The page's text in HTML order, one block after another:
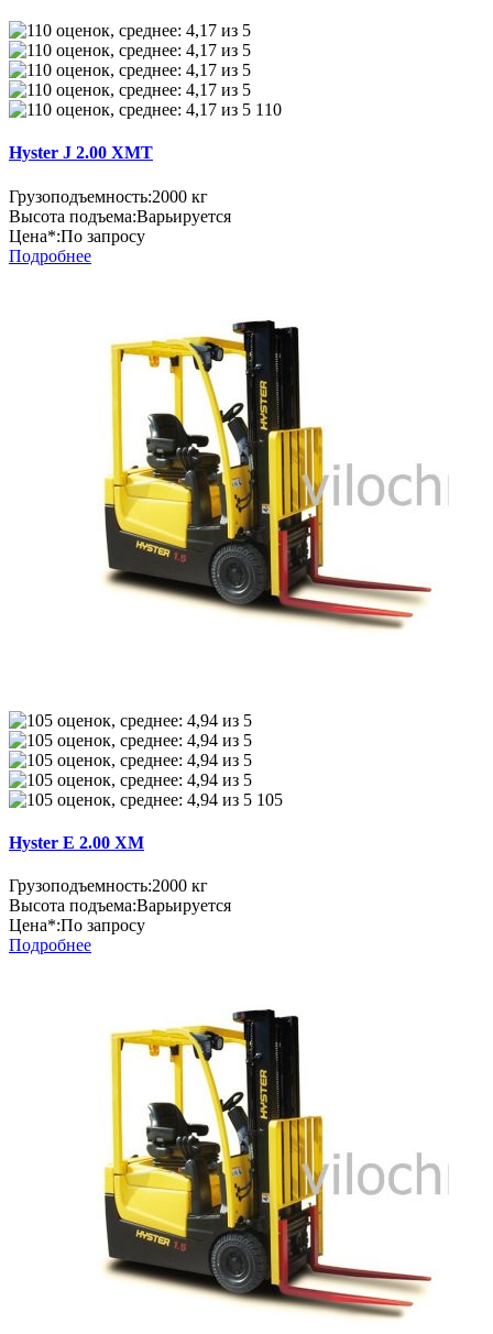
110
Hyster J 2.00 XMT
Грузоподъемность:2000 кг
Высота подъема:Варьируется
Цена*:По запросу
Подробнее
105
Hyster E 2.00 XM
Грузоподъемность:2000 кг
Высота подъема:Варьируется
Цена*:По запросу
Подробнее